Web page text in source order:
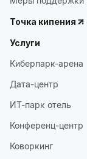
Точка кипения
Услуги
Киберпарк-арена
Дата-центр
ИТ-парк отель
Конференц-центр
Коворкинг